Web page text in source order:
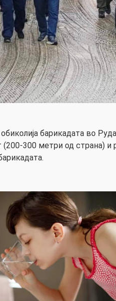
барикадата во
(200-300 метри од страна) и